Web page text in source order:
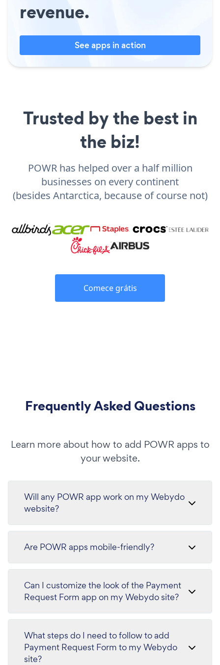
revenue.
See apps in action
Trusted by the best in
the biz!
POWR has helped over a half million
businesses on every continent
(besides Antarctica, because of course not)
Comece grátis
Frequently Asked Questions
Learn more about how to add POWR apps to
your website.
Will any POWR app work on my Webydo
website?
Are POWR apps mobile-friendly?
Can I customize the look of the Payment
Request Form app on my Webydo site?
What steps do I need to follow to add
Payment Request Form to my Webydo
site?